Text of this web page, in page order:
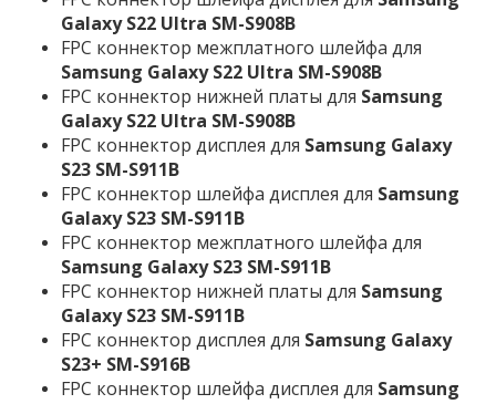
Galaxy S22 Ultra SM-S908B
FPC коннектор межплатного шлейфа для
Samsung Galaxy S22 Ultra SM-S908B
FPC коннектор нижней платы для Samsung
Galaxy S22 Ultra SM-S908B
FPC коннектор дисплея для Samsung Galaxy
S23 SM-S911B
FPC коннектор шлейфа дисплея для Samsung
Galaxy S23 SM-S911B
FPC коннектор межплатного шлейфа для
Samsung Galaxy S23 SM-S911B
FPC коннектор нижней платы для Samsung
Galaxy S23 SM-S911B
FPC коннектор дисплея для Samsung Galaxy
S23+ SM-S916B
FPC коннектор шлейфа дисплея для Samsung